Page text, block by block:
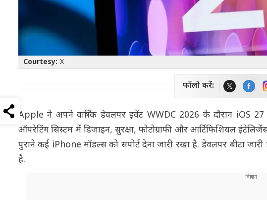
Courtesy: X
फॉलो करें:
Apple ने अपने वार्षिक डेवलपर इवेंट WWDC 2026 के दौरान iOS
ऑपरेटिंग सिस्टम में डिजाइन, सुरक्षा, फोटोग्राफी और आर्टिफिशियल
पुराने कई iPhone मॉडल्स को सपोर्ट देना जारी रखा है. डेवलपर बीटा
है.